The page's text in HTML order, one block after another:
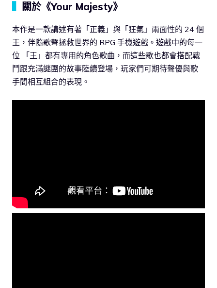
關於《Your Majesty》
本作是一款講述有著「正義」與「狂氣」兩面性的 24 個
王，伴隨歌聲拯救世界的 RPG 手機遊戲。遊戲中的每一
位 「王」都有專用的角色歌曲，而這些歌也都會搭配戰
鬥跟充滿謎團的故事陸續登場，玩家們可期待聲優與歌
手間相互組合的表現。